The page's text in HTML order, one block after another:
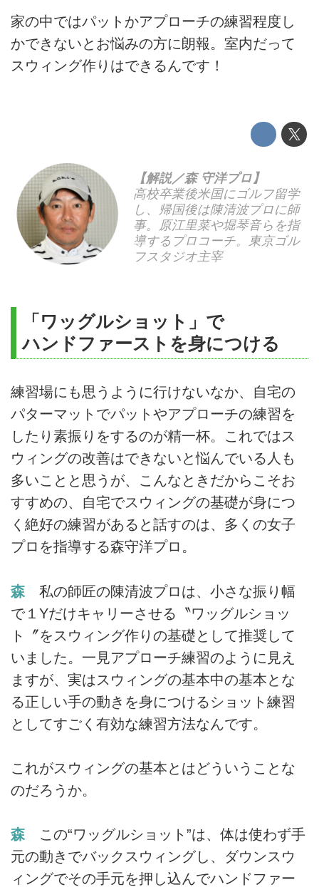
家の中ではパットかアプローチの練習程度し
かできないとお悩みの方に朗報。室内だって
スウィング作りはできるんです！
【解説／森 守洋プロ】
高校卒業後米国にゴルフ留学
し、帰国後は陳清波プロに師
事。原江里菜や堀琴音らを指
導するプロコーチ。東京ゴル
フスタジオ主宰
「ワッグルショット」で
ハンドファーストを身につける
練習場にも思うように行けないなか、自宅の
パターマットでパットやアプローチの練習を
したり素振りをするのが精一杯。これではス
ウィングの改善はできないと悩んでいる人も
多いことと思うが、こんなときだからこそお
すすめの、自宅でスウィングの基礎が身につ
く絶好の練習があると話すのは、多くの女子
プロを指導する森守洋プロ。
森 私の師匠の陳清波プロは、小さな振り幅
で１Yだけキャリーさせる〝ワッグルショッ
ト〞をスウィング作りの基礎として推奨して
いました。一見アプローチ練習のように見え
ますが、実はスウィングの基本中の基本とな
る正しい手の動きを身につけるショット練習
としてすごく有効な練習方法なんです。
これがスウィングの基本とはどういうことな
のだろうか。
森 この“ワッグルショット”は、体は使わず手
元の動きでバックスウィングし、ダウンスウ
ィングでその手元を押し込んでハンドファー